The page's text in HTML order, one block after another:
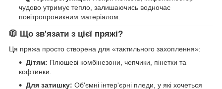
чудово утримує тепло, залишаючись водночас
повітропроникним матеріалом.
🧥 Що зв'язати з цієї пряжі?
Ця пряжа просто створена для «тактильного захоплення»:
Дітям: Плюшеві комбінезони, чепчики, пінетки та
кофтинки.
Для затишку: Об'ємні інтер'єрні пледи, у які хочеться